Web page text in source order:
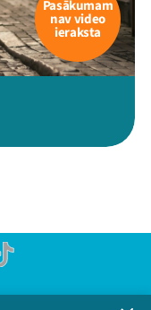
Pasākumam
nav video
ieraksta
TikTok